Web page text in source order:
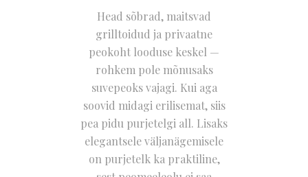
Head sõbrad, maitsvad
grilltoidud ja privaatne
peokoht looduse keskel —
rohkem pole mõnusaks
suvepeoks vajagi. Kui aga
soovid midagi erilisemat, siis
pea pidu purjetelgi all. Lisaks
elegantsele väljanägemisele
on purjetelk ka praktiline,